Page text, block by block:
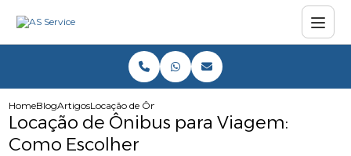
HomeBlogArtigosLocação de Ônibus para Viagem: Como Escolher
Locação de Ônibus para Viagem:
Como Escolher